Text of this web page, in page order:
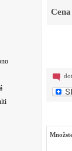
Cena